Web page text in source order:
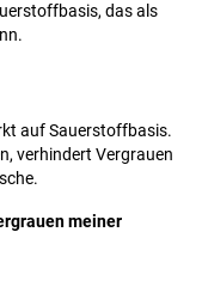
das als
auf Sauerstoffbasis.
verhindert Vergrauen
meiner